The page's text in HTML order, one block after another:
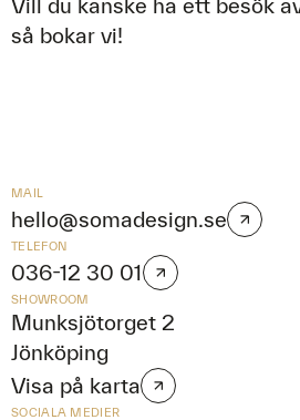
Vill du kanske ha ett besök
så bokar vi!
MAIL
hello@somadesign.se
TELEFON
036-12 30 01
SHOWROOM
Munksjötorget 2
Jönköping
Visa på karta
SOCIALA MEDIER